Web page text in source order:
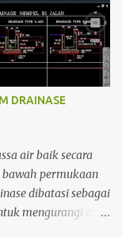
DRAINASE
air baik secara
permukaan
dibatasi sebagai
mengurangi atau